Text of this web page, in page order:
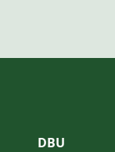
DBU